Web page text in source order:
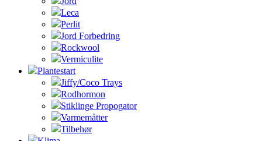
Leca
Perlit
Jord Forbedring
Rockwool
Vermiculite
Plantestart
Jiffy/Coco Trays
Rodhormon
Stiklinge Propogator
Varmemåtter
Tilbehør